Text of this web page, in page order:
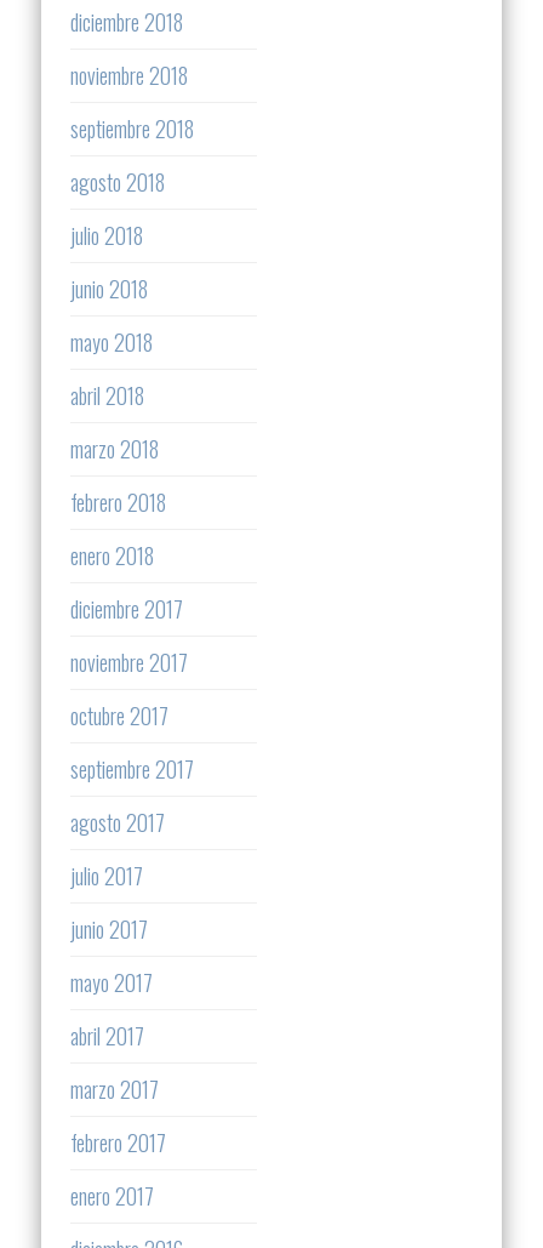
diciembre 2018
noviembre 2018
septiembre 2018
agosto 2018
julio 2018
junio 2018
mayo 2018
abril 2018
marzo 2018
febrero 2018
enero 2018
diciembre 2017
noviembre 2017
octubre 2017
septiembre 2017
agosto 2017
julio 2017
junio 2017
mayo 2017
abril 2017
marzo 2017
febrero 2017
enero 2017